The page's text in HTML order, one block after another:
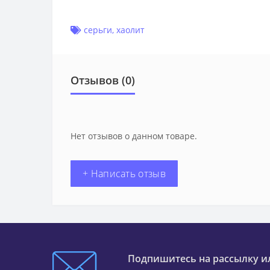
серьги, хаолит
Отзывов (0)
Нет отзывов о данном товаре.
+ Написать отзыв
Подпишитесь на рассылку